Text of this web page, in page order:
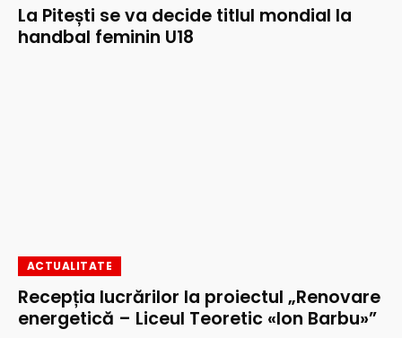
La Pitești se va decide titlul mondial la
handbal feminin U18
ACTUALITATE
Recepția lucrărilor la proiectul „Renovare
energetică – Liceul Teoretic «Ion Barbu»”